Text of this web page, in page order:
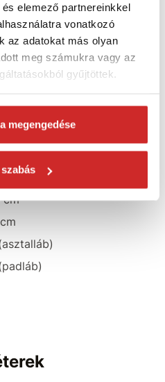
elemező partnereinkkel
vonatkozó
az adatokat más olyan
meg számukra vagy az
gyűjtöttek.
megengedése
alakú. Ideális asztalok
mm
cm